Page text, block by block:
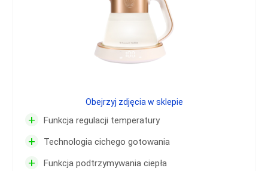
+ Funkcja regulacji temperatury
+ Technologia cichego gotowania
+ Funkcja podtrzymywania ciepła
Obejrzyj zdjęcia w sklepie